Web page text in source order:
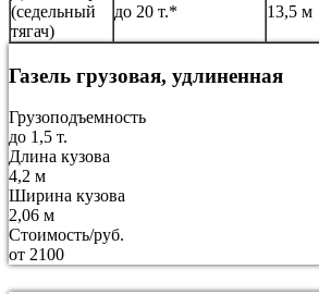
(седельный
тягач)
до 20 т.* 13,5 м
Газель грузовая, удлиненная
Грузоподъемность
до 1,5 т.
Длина кузова
4,2 м
Ширина кузова
2,06 м
Стоимость/руб.
от 2100